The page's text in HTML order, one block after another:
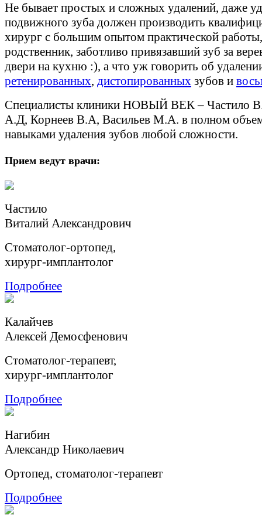
Не бывает простых и сложных удалений, даже
подвижного зуба должен производить
хирург с большим опытом практической
родственник, заботливо привязавший зуб за
двери на кухню :), а что уж говорить об
ретенированных, дистопированных зубов и
Специалисты клиники НОВЫЙ ВЕК – Частило
А.Д, Корнеев В.А, Васильев М.А. в полном
навыками удаления зубов любой сложности.
Прием ведут врачи:
Частило
Виталий Александрович
Стоматолог-ортопед,
хирург-имплантолог
Подробнее
Калайчев
Aлексей Демосфенович
Cтоматолог-терапевт,
хирург-имплантолог
Подробнее
Нагибин
Александр Николаевич
Ортопед, стоматолог-терапевт
Подробнее